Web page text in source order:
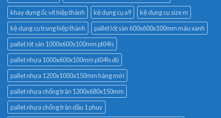
khay đựng ốc vít hiệp thành
kệ dụng cụ a9
kệ dụng cụ size m
kệ dụng cụ trung hiệp thành
pallet lót sàn 600x600x100mm màu xanh
pallet lót sàn 1000x600x100mm pl04ls
pallet nhựa 1000x600x100mm pl04ls đỏ
pallet nhựa 1200x1000x150mm hàng mới
pallet nhựa chống tràn 1300x680x150mm
pallet nhựa chống tràn dầu 1 phuy